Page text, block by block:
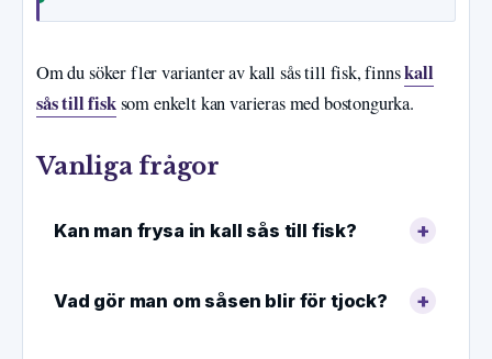
Om du söker fler varianter av kall sås till fisk, finnskall
sås till fisksom enkelt kan varieras med bostongurka.
Vanliga frågor
Kan man frysa in kall sås till fisk?
Vad gör man om såsen blir för tjock?